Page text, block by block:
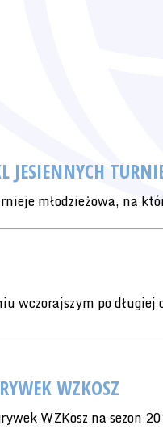
JESIENNYCH
młodzieżowa, na
po długiej
WZKOSZ
WZKosz na sezon